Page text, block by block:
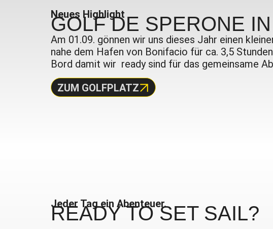
Neues Highlight
GOLF DE SPERONE
Am 01.09. gönnen wir uns dieses Jahr einen
nahe dem Hafen von Bonifacio für ca. 3,5
Bord damit wir ready sind für das gemeinsame
ZUM GOLFPLATZ
Jeder Tag ein Abenteuer.
READYTO SET SAIL?